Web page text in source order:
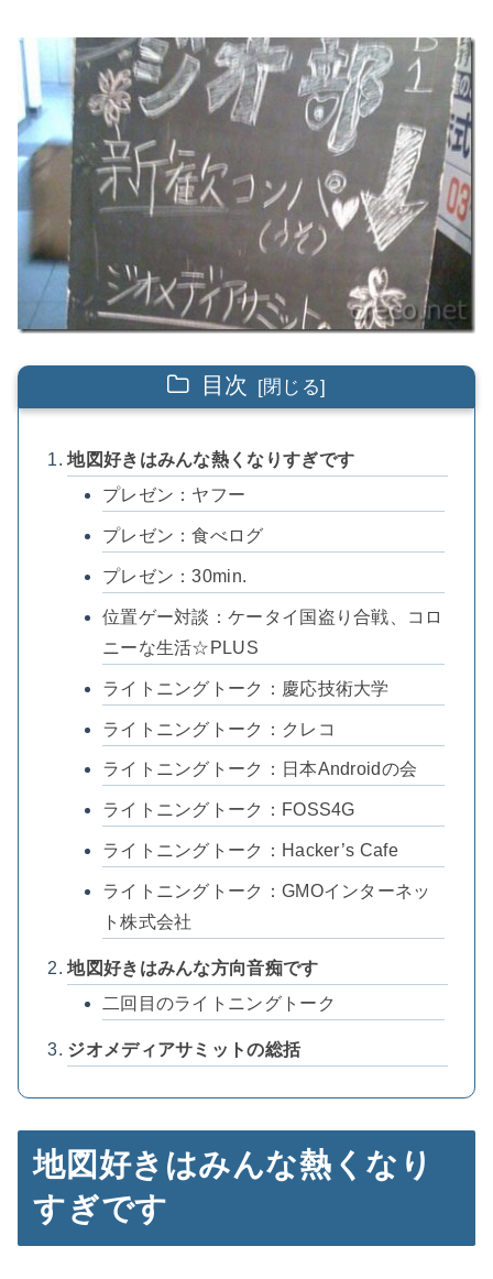
目次
地図好きはみんな熱くなりすぎです
プレゼン：ヤフー
プレゼン：食べログ
プレゼン：30min.
位置ゲー対談：ケータイ国盗り合戦、コロ
ニーな生活☆PLUS
ライトニングトーク：慶応技術大学
ライトニングトーク：クレコ
ライトニングトーク：日本Androidの会
ライトニングトーク：FOSS4G
ライトニングトーク：Hacker’s Cafe
ライトニングトーク：GMOインターネッ
ト株式会社
地図好きはみんな方向音痴です
二回目のライトニングトーク
ジオメディアサミットの総括
地図好きはみんな熱くなり
すぎです